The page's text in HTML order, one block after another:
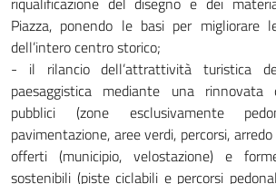
Piazza, ponendo le basi per migliorare
dell’intero centro storico;
- il rilancio dell’attrattività turistica
paesaggistica mediante una
pubblici (zone esclusivamente
pavimentazione, aree verdi, percorsi,
offerti (municipio, velostazione) e
sostenibili (piste ciclabili e percorsi